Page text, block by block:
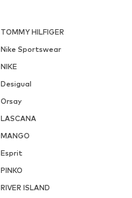
TOMMY HILFIGER
Nike Sportswear
NIKE
Desigual
Orsay
LASCANA
MANGO
Esprit
PINKO
RIVER ISLAND